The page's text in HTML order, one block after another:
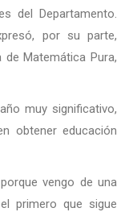
del Departamento.
por su parte,
de Matemática Pura,
muy significativo,
obtener educación
vengo de una
primero que sigue